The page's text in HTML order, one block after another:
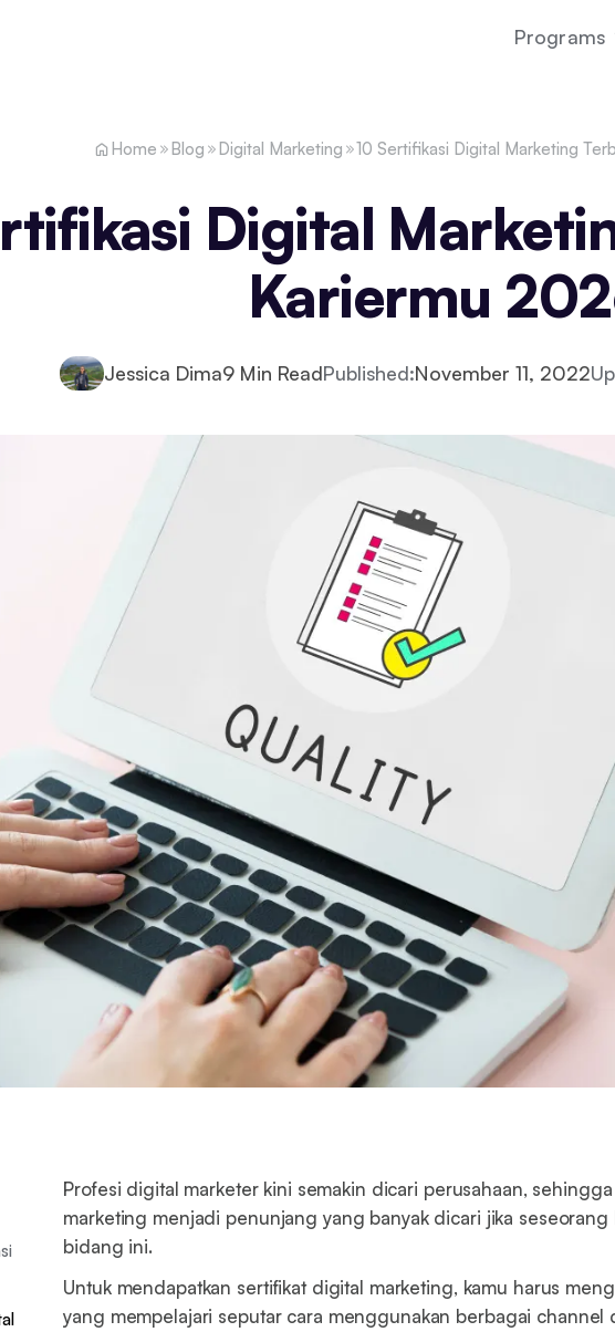
Programs
Home Blog Digital Marketing 10 Sertifikasi Digital Marketing
Digital
Kariermu
Jessica Dima9Min ReadPublished:November 11, 2022
Profesi digital marketer kini semakin dicari perusahaan,
marketing menjadi penunjang yang banyak dicari jika
bidang ini.
Untuk mendapatkan sertifikat digital marketing, kamu harus
yang mempelajari seputar cara menggunakan berbagai channel